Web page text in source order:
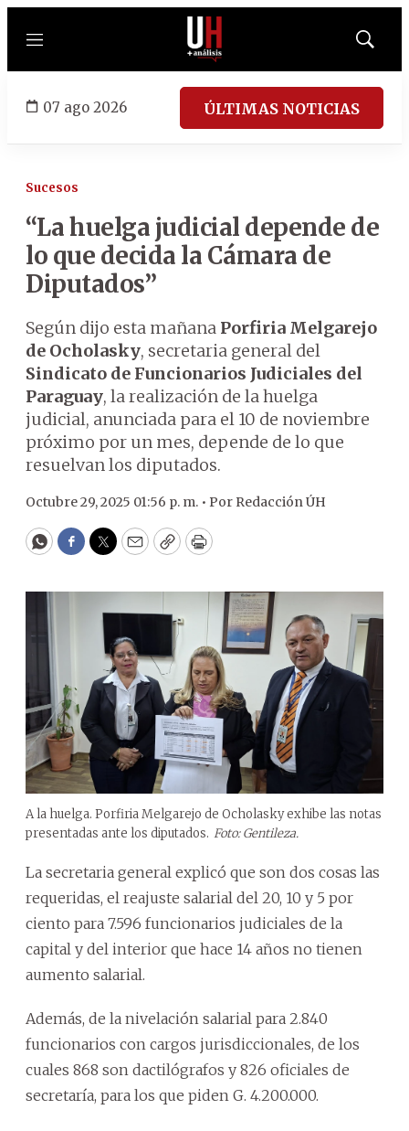
Menú
Mostrar
07 ago 2026 ÚLTIMAS NOTICIAS
Sucesos
“La huelga judicial depende de
lo que decida la Cámara de
Diputados”
Según dijo esta mañana Porfiria Melgarejo
de Ocholasky, secretaria general del
Sindicato de Funcionarios Judiciales del
Paraguay, la realización de la huelga
judicial, anunciada para el 10 de noviembre
próximo por un mes, depende de lo que
resuelvan los diputados.
Octubre 29, 2025 01:56 p. m. • Por Redacción ÚH
WhatsApp
Facebook
Twitter
EmailCopyPrint
A la huelga. Porfiria Melgarejo de Ocholasky exhibe las notas
presentadas ante los diputados. Foto: Gentileza.
La secretaria general explicó que son dos cosas las
requeridas, el reajuste salarial del 20, 10 y 5 por
ciento para 7.596 funcionarios judiciales de la
capital y del interior que hace 14 años no tienen
aumento salarial.
Además, de la nivelación salarial para 2.840
funcionarios con cargos jurisdiccionales, de los
cuales 868 son dactilógrafos y 826 oficiales de
secretaría, para los que piden G. 4.200.000.